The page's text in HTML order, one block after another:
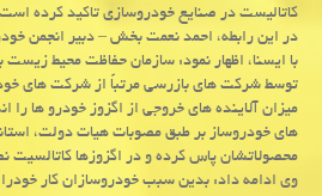
كاتالیست در صنایع خودروسازی تاكید كرده است.
در این رابطه، احمد نعمت بخش – دبیر انجمن
با ایسنا، اظهار نمود: سازمان حفاظت محیط
توسط شركت های بازرسی مرتباً از شركت های
میزان آلاینده های خروجی از اگزوز خودرو ها
محصولاتشان پاس كرده و در اگزوزها كاتالسیت
وی ادامه داد: بدین سبب خودروسازان كار خودرا